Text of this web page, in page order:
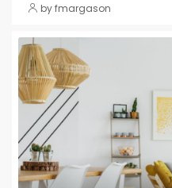
by fmargason